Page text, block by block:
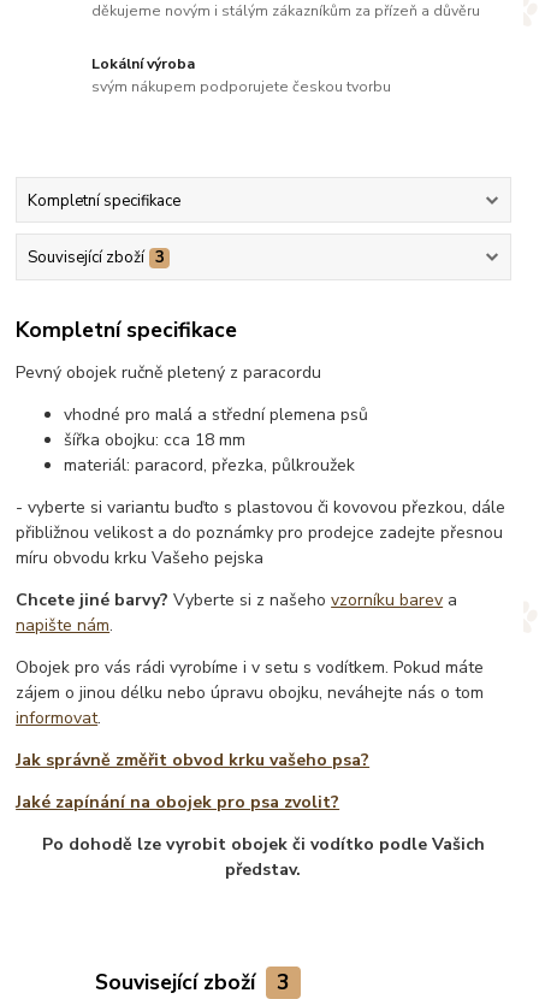
děkujeme novým i stálým zákazníkům za přízeň a důvěru
Lokální výroba
svým nákupem podporujete českou tvorbu
Kompletní specifikace
Související zboží 3
Kompletní specifikace
Pevný obojek ručně pletený z paracordu
vhodné pro malá a střední plemena psů
šířka obojku: cca 18 mm
materiál: paracord, přezka, půlkroužek
- vyberte si variantu buďto s plastovou či kovovou přezkou, dále
přibližnou velikost a do poznámky pro prodejce zadejte přesnou
míru obvodu krku Vašeho pejska
Chcete jiné barvy? Vyberte si z našehovzorníku barev a
napište nám.
Obojek pro vás rádi vyrobíme i v setu s vodítkem. Pokud máte
zájem o jinou délku nebo úpravu obojku, neváhejte nás o tom
informovat.
Jak správně změřit obvod krku vašeho psa?
Jaké zapínání na obojek pro psa zvolit?
Po dohodě lze vyrobit obojek či vodítko podle Vašich
představ.
Související zboží 3